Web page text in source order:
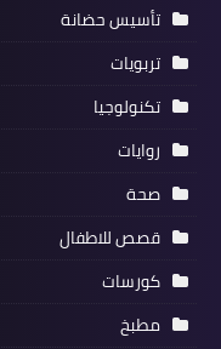
تأسيس حضانة
تربويات
تكنولوجيا
روايات
صحة
قصص للاطفال
كورسات
مطبخ